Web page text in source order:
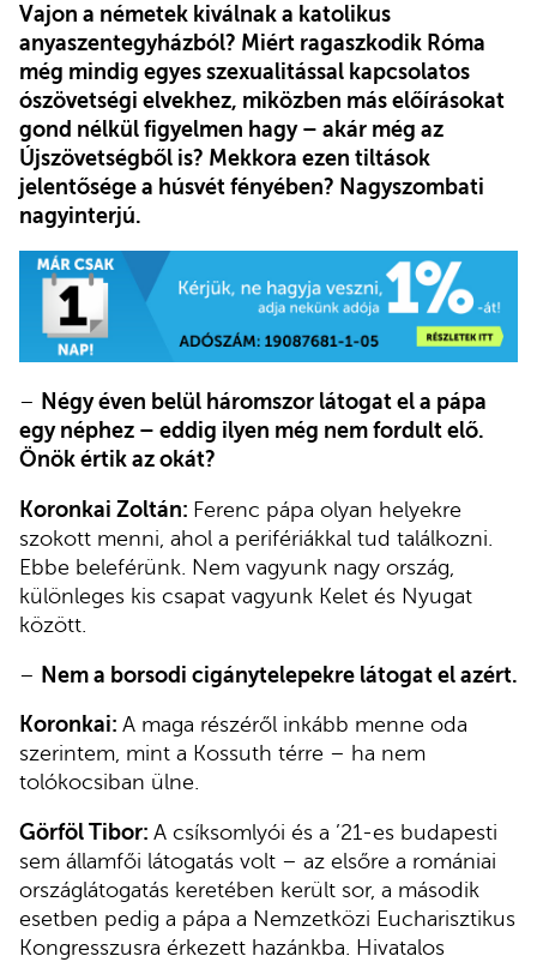
Vajon a németek kiválnak a katolikus
anyaszentegyházból? Miért ragaszkodik Róma
még mindig egyes szexualitással kapcsolatos
ószövetségi elvekhez, miközben más előírásokat
gond nélkül figyelmen hagy – akár még az
Újszövetségből is? Mekkora ezen tiltások
jelentősége a húsvét fényében? Nagyszombati
nagyinterjú.
– Négy éven belül háromszor látogat el a pápa
egy néphez – eddig ilyen még nem fordult elő.
Önök értik az okát?
Koronkai Zoltán: Ferenc pápa olyan helyekre
szokott menni, ahol a perifériákkal tud találkozni.
Ebbe beleférünk. Nem vagyunk nagy ország,
különleges kis csapat vagyunk Kelet és Nyugat
között.
– Nem a borsodi cigánytelepekre látogat el azért.
Koronkai: A maga részéről inkább menne oda
szerintem, mint a Kossuth térre – ha nem
tolókocsiban ülne.
Görföl Tibor: A csíksomlyói és a ’21-es budapesti
sem államfői látogatás volt – az elsőre a romániai
országlátogatás keretében került sor, a második
esetben pedig a pápa a Nemzetközi Eucharisztikus
Kongresszusra érkezett hazánkba. Hivatalos